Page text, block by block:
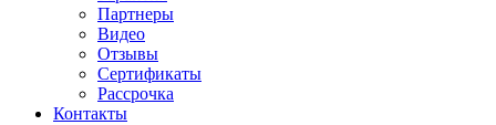
Партнеры
Видео
Отзывы
Сертификаты
Рассрочка
Контакты